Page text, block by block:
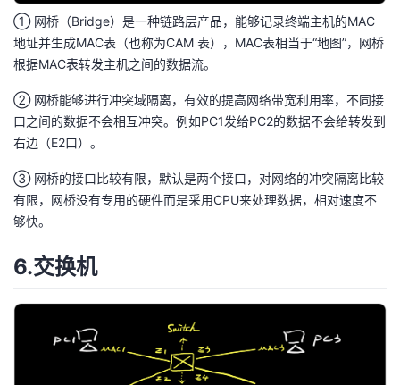
① 网桥（Bridge）是一种链路层产品，能够记录终端主机的MAC
地址并生成MAC表（也称为CAM 表），MAC表相当于“地图”，网桥
根据MAC表转发主机之间的数据流。
② 网桥能够进行冲突域隔离，有效的提高网络带宽利用率，不同接
口之间的数据不会相互冲突。例如PC1发给PC2的数据不会给转发到
右边（E2口）。
③ 网桥的接口比较有限，默认是两个接口，对网络的冲突隔离比较
有限，网桥没有专用的硬件而是采用CPU来处理数据，相对速度不
够快。
6.交换机